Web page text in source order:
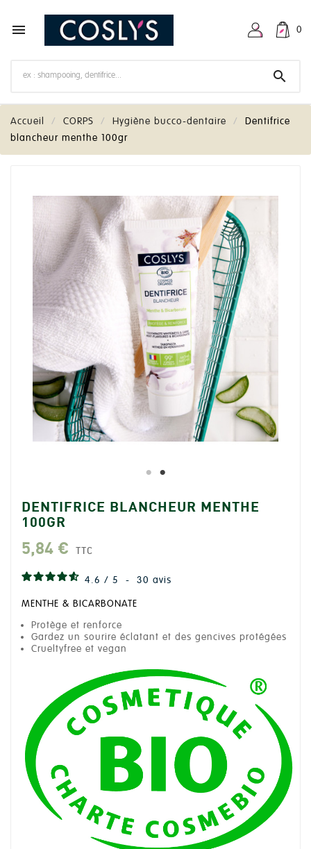
 0

Accueil CORPS Hygiène bucco-dentaire
Dentifrice
blancheur menthe 100gr
DENTIFRICE BLANCHEUR MENTHE
100GR
5,84 € TTC
4.6 / 5 - 30 avis
MENTHE & BICARBONATE
Protège et renforce
Gardez un sourire éclatant et des gencives protégées
Crueltyfree et vegan